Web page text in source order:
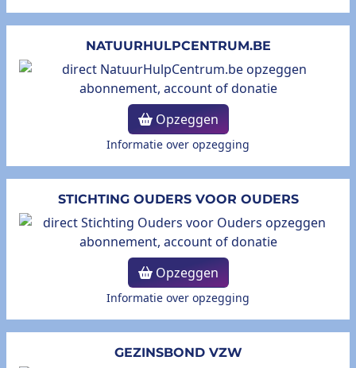
NATUURHULPCENTRUM.BE
Opzeggen
Informatie over opzegging
STICHTING OUDERS VOOR OUDERS
Opzeggen
Informatie over opzegging
GEZINSBOND VZW